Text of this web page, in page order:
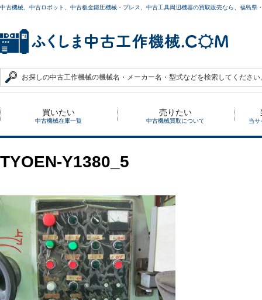
中古機械、中古ロボット、中古板金鍛圧機械・プレス、中古工具周辺機器の買取販売なら、福島
買いたい
中古機械在庫一覧
売りたい
中古機械買取について 当サ
TYOEN-Y1380_5